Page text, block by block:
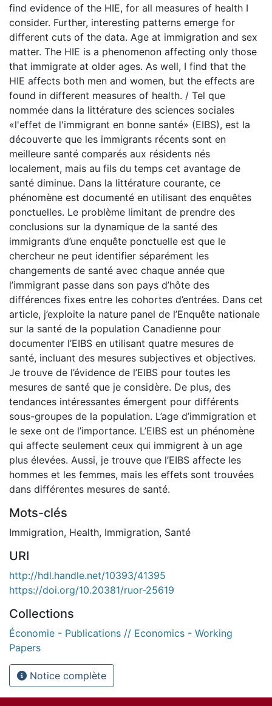
find evidence of the HIE, for all measures of health I
consider. Further, interesting patterns emerge for
different cuts of the data. Age at immigration and sex
matter. The HIE is a phenomenon affecting only those
that immigrate at older ages. As well, I find that the
HIE affects both men and women, but the effects are
found in different measures of health. / Tel que
nommée dans la littérature des sciences sociales
«l'effet de l'immigrant en bonne santé» (EIBS), est la
découverte que les immigrants récents sont en
meilleure santé comparés aux résidents nés
localement, mais au fils du temps cet avantage de
santé diminue. Dans la littérature courante, ce
phénomène est documenté en utilisant des enquêtes
ponctuelles. Le problème limitant de prendre des
conclusions sur la dynamique de la santé des
immigrants d’une enquête ponctuelle est que le
chercheur ne peut identifier séparément les
changements de santé avec chaque année que
l’immigrant passe dans son pays d’hôte des
différences fixes entre les cohortes d’entrées. Dans cet
article, j’exploite la nature panel de l’Enquête nationale
sur la santé de la population Canadienne pour
documenter l’EIBS en utilisant quatre mesures de
santé, incluant des mesures subjectives et objectives.
Je trouve de l’évidence de l’EIBS pour toutes les
mesures de santé que je considère. De plus, des
tendances intéressantes émergent pour différents
sous-groupes de la population. L’age d’immigration et
le sexe ont de l’importance. L’EIBS est un phénomène
qui affecte seulement ceux qui immigrent à un age
plus élevées. Aussi, je trouve que l’EIBS affecte les
hommes et les femmes, mais les effets sont trouvées
dans différentes mesures de santé.
Mots-clés
Immigration, Health, Immigration, Santé
URI
http://hdl.handle.net/10393/41395
https://doi.org/10.20381/ruor-25619
Collections
Économie - Publications // Economics - Working
Papers
Notice complète